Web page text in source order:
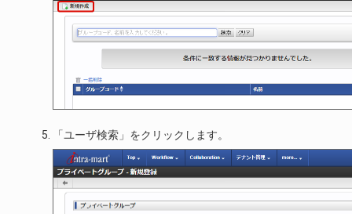
「ユーザ検索」をクリックします。